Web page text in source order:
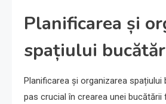
Planificarea și
spațiului
Planificarea și organizarea spațiului
pas crucial în crearea unei bucătării